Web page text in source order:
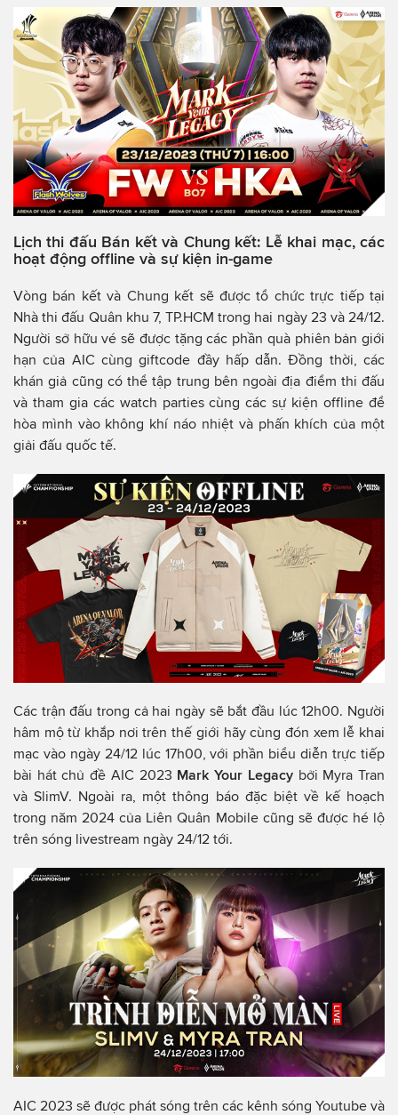
Lịch thi đấu Bán kết và Chung kết: Lễ khai mạc, các
hoạt động offline và sự kiện in-game
Vòng bán kết và Chung kết sẽ được tổ chức trực tiếp tại
Nhà thi đấu Quân khu 7, TP.HCM trong hai ngày 23 và 24/12.
Người sở hữu vé sẽ được tặng các phần quà phiên bản giới
hạn của AIC cùng giftcode đầy hấp dẫn. Đồng thời, các
khán giả cũng có thể tập trung bên ngoài địa điểm thi đấu
và tham gia các watch parties cùng các sự kiện offline để
hòa mình vào không khí náo nhiệt và phấn khích của một
giải đấu quốc tế.
Các trận đấu trong cả hai ngày sẽ bắt đầu lúc 12h00. Người
hâm mộ từ khắp nơi trên thế giới hãy cùng đón xem lễ khai
mạc vào ngày 24/12 lúc 17h00, với phần biểu diễn trực tiếp
bài hát chủ đề AIC 2023 Mark Your Legacy bởi Myra Tran
và SlimV. Ngoài ra, một thông báo đặc biệt về kế hoạch
trong năm 2024 của Liên Quân Mobile cũng sẽ được hé lộ
trên sóng livestream ngày 24/12 tới.
AIC 2023 sẽ được phát sóng trên các kênh sóng Youtube và